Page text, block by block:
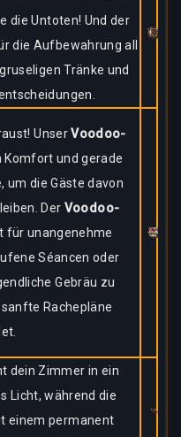
die Untoten! Und der
die Aufbewahrung all
Tränke und
UnserVoodoo-
und gerade
um die Gäste davon
Der Voodoo-
für unangenehme
Séancen oder
Gebräu zu
Rachepläne
dein Zimmer in ein
Licht, während die
einem permanent